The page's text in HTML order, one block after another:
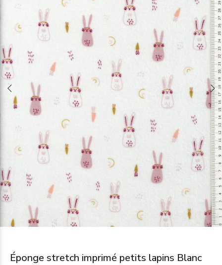
Éponge stretch imprimé petits lapins Blanc